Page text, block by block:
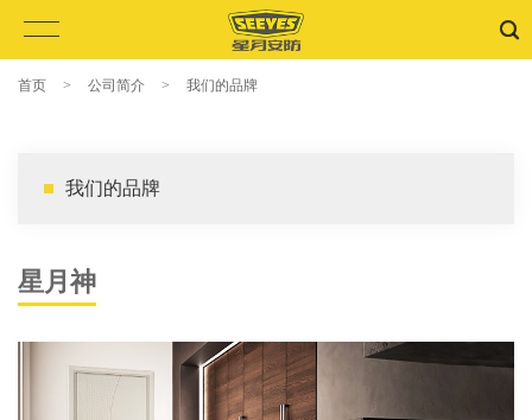
首页 > 公司简介 > 我们的品牌
我们的品牌
星月神